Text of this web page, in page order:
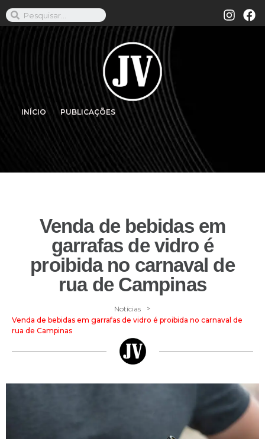
INÍCIO PUBLICAÇÕES
Venda de bebidas em
garrafas de vidro é
proibida no carnaval de
rua de Campinas
Notícias >
Venda de bebidas em garrafas de vidro é proibida no carnaval de
rua de Campinas